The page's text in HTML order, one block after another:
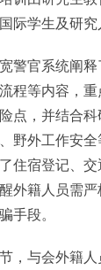
际学生及研究
警官系统阐
程等内容，
点，并结合
野外工作安
住宿登记、
外籍人员需
手段。
，与会外籍